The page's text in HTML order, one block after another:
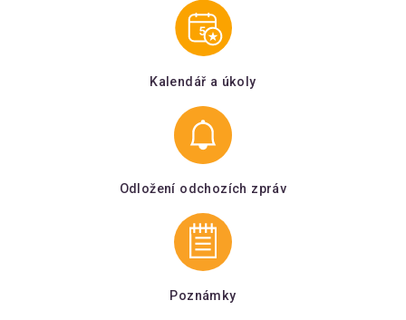
Kalendář a úkoly
Odložení odchozích zpráv
Poznámky